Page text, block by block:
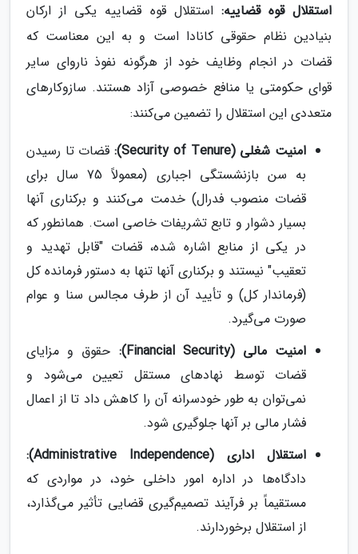
استقلال قوه قضاییه: استقلال قوه قضاییه یکی از ارکان
بنیادین نظام حقوقی کانادا است و به این معناست که
قضات در انجام وظایف خود از هرگونه نفوذ ناروای سایر
قوای حکومتی یا منافع خصوصی آزاد هستند. سازوکارهای
متعددی این استقلال را تضمین می‌کنند:
امنیت شغلی (Security of Tenure):
قضات تا رسیدن
به سن بازنشستگی اجباری (معمولاً 75 سال برای
قضات منصوب فدرال) خدمت می‌کنند و برکناری آنها
بسیار دشوار و تابع تشریفات خاصی است. همانطور که
در یکی از منابع اشاره شده، قضات "قابل تهدید و
تعقیب" نیستند و برکناری آنها تنها به دستور فرمانده کل
(فرماندار کل) و تأیید آن از طرف مجالس سنا و عوام
صورت می‌گیرد.
امنیت مالی (Financial Security):
حقوق و مزایای
قضات توسط نهادهای مستقل تعیین می‌شود و
نمی‌توان به طور خودسرانه آن را کاهش داد تا از اعمال
فشار مالی بر آنها جلوگیری شود.
استقلال اداری (Administrative Independence):
دادگاه‌ها در اداره امور داخلی خود، در مواردی که
مستقیماً بر فرآیند تصمیم‌گیری قضایی تأثیر می‌گذارد،
از استقلال برخوردارند.